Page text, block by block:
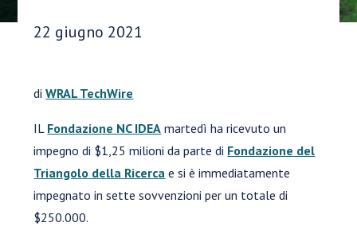
Data di pubblicazione:
22 giugno 2021
diWRAL TechWire
IL Fondazione NC IDEA martedì ha ricevuto un
impegno di $1,25 milioni da parte di Fondazione del
Triangolo della Ricerca e si è immediatamente
impegnato in sette sovvenzioni per un totale di
$250.000.